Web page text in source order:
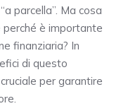
parcella”. Ma cosa
è importante
finanziaria? In
di questo
per garantire